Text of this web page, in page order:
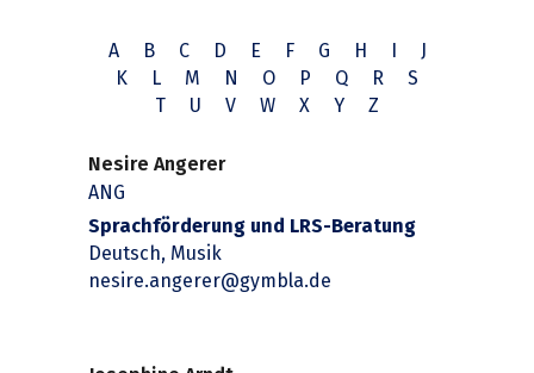
A B C D E F G H I
J
K
L M N O P Q R
S
T
U V W X Y Z
Nesire Angerer
ANG
Sprachförderung und LRS-Beratung
Deutsch, Musik
nesire.angerer@gymbla.de